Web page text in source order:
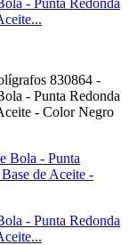
830864 -
- Punta Redonda
- Color Negro
- Punta Redonda